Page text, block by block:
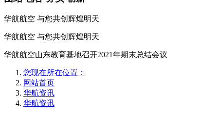
华航航空 与您共创辉煌明天
华航航空 与您共创辉煌明天
华航航空山东教育基地召开2021年期末总结会议
您现在所在位置：
网站首页
华航资讯
华航资讯